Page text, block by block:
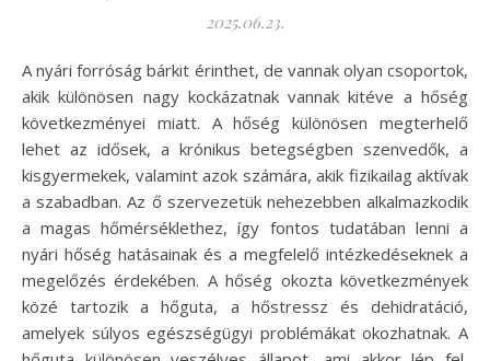
2025.06.23.
A nyári forróság bárkit érinthet, de vannak olyan csoportok,
akik különösen nagy kockázatnak vannak kitéve a hőség
következményei miatt. A hőség különösen megterhelő
lehet az idősek, a krónikus betegségben szenvedők, a
kisgyermekek, valamint azok számára, akik fizikailag aktívak
a szabadban. Az ő szervezetük nehezebben alkalmazkodik
a magas hőmérséklethez, így fontos tudatában lenni a
nyári hőség hatásainak és a megfelelő intézkedéseknek a
megelőzés érdekében. A hőség okozta következmények
közé tartozik a hőguta, a hőstressz és dehidratáció,
amelyek súlyos egészségügyi problémákat okozhatnak. A